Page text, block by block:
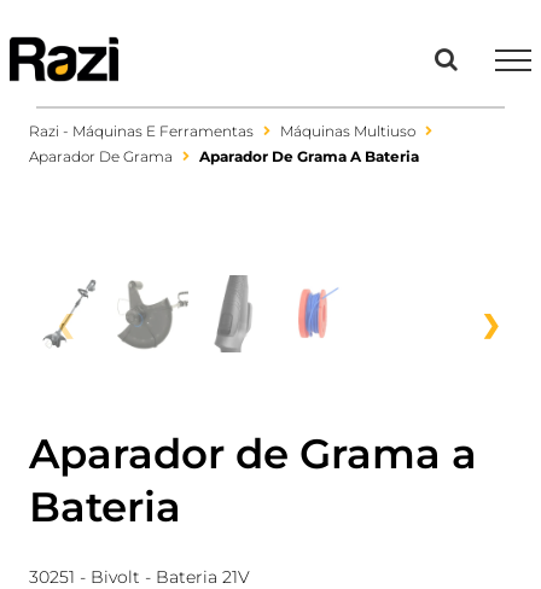
para
o
conteúdo
Razi - Máquinas E Ferramentas
Máquinas Multiuso
Aparador De Grama
Aparador De Grama A Bateria
❮ ❯
Aparador de Grama a
Bateria
30251 - Bivolt - Bateria 21V